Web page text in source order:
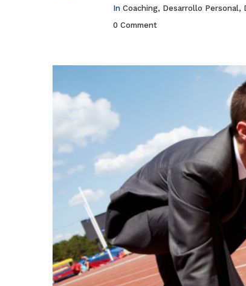
In Coaching, Desarrollo Personal,
0 Comment